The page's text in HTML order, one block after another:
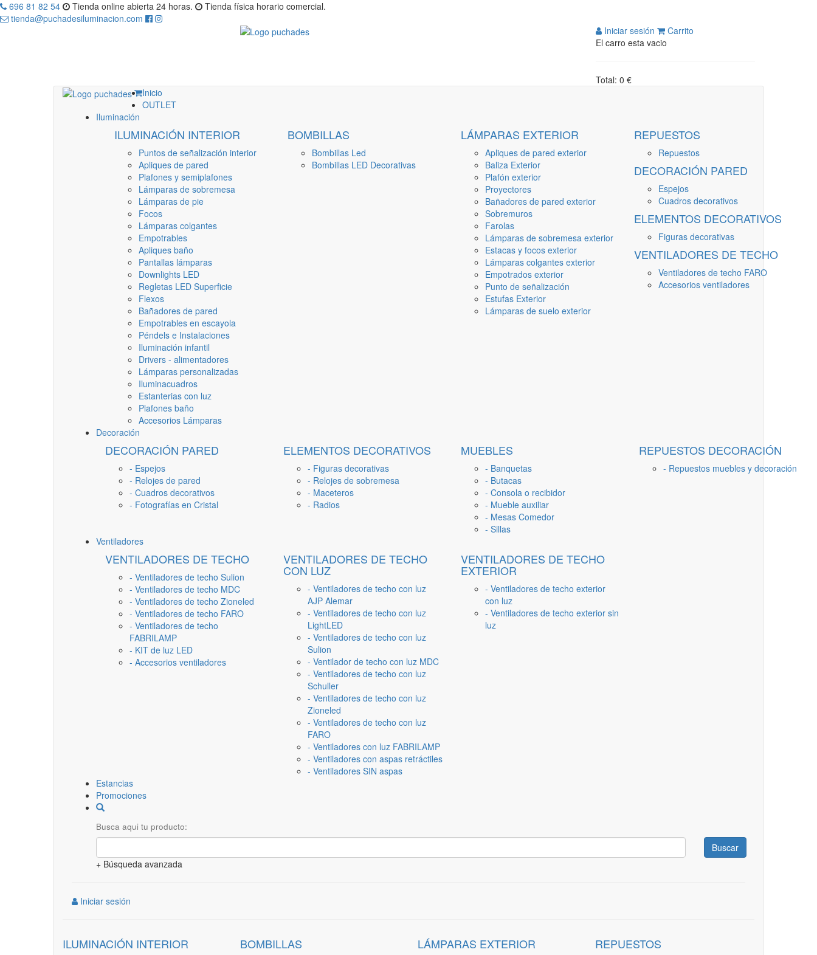
696 81 82 54 Tienda online abierta 24 horas.
Tienda física horario comercial.
tienda@puchadesiluminacion.com
Iniciar sesión
Carrito
El carro esta vacio
Total: 0 €
Inicio
OUTLET
Iluminación
ILUMINACIÓN INTERIOR
Puntos de señalización interior
Apliques de pared
Plafones y semiplafones
Lámparas de sobremesa
Lámparas de pie
Focos
Lámparas colgantes
Empotrables
Apliques baño
Pantallas lámparas
Downlights LED
Regletas LED Superficie
Flexos
Bañadores de pared
Empotrables en escayola
Péndels e Instalaciones
Iluminación infantil
Drivers - alimentadores
Lámparas personalizadas
Iluminacuadros
Estanterias con luz
Plafones baño
Accesorios Lámparas
BOMBILLAS
Bombillas Led
Bombillas LED Decorativas
LÁMPARAS EXTERIOR
Apliques de pared exterior
Baliza Exterior
Plafón exterior
Proyectores
Bañadores de pared exterior
Sobremuros
Farolas
Lámparas de sobremesa exterior
Estacas y focos exterior
Lámparas colgantes exterior
Empotrados exterior
Punto de señalización
Estufas Exterior
Lámparas de suelo exterior
REPUESTOS
Repuestos
DECORACIÓN PARED
Espejos
Cuadros decorativos
ELEMENTOS DECORATIVOS
Figuras decorativas
VENTILADORES DE TECHO
Ventiladores de techo FARO
Accesorios ventiladores
Decoración
DECORACIÓN PARED
- Espejos
- Relojes de pared
- Cuadros decorativos
- Fotografías en Cristal
ELEMENTOS DECORATIVOS
- Figuras decorativas
- Relojes de sobremesa
- Maceteros
- Radios
MUEBLES
- Banquetas
- Butacas
- Consola o recibidor
- Mueble auxiliar
- Mesas Comedor
- Sillas
REPUESTOS DECORACIÓN
- Repuestos muebles y decoración
Ventiladores
VENTILADORES DE TECHO
- Ventiladores de techo Sulion
- Ventiladores de techo MDC
- Ventiladores de techo Zioneled
- Ventiladores de techo FARO
- Ventiladores de techo
FABRILAMP
- KIT de luz LED
- Accesorios ventiladores
VENTILADORES DE TECHO
CON LUZ
- Ventiladores de techo con luz
AJP Alemar
- Ventiladores de techo con luz
LightLED
- Ventiladores de techo con luz
Sulion
- Ventilador de techo con luz MDC
- Ventiladores de techo con luz
Schuller
- Ventiladores de techo con luz
Zioneled
- Ventiladores de techo con luz
FARO
- Ventiladores con luz FABRILAMP
- Ventiladores con aspas retráctiles
- Ventiladores SIN aspas
VENTILADORES DE TECHO
EXTERIOR
- Ventiladores de techo exterior
con luz
- Ventiladores de techo exterior sin
luz
Estancias
Promociones
Busca aqui tu producto:
Buscar
+ Búsqueda avanzada
Iniciar sesión
ILUMINACIÓN INTERIOR BOMBILLAS LÁMPARAS EXTERIOR REPUESTOS